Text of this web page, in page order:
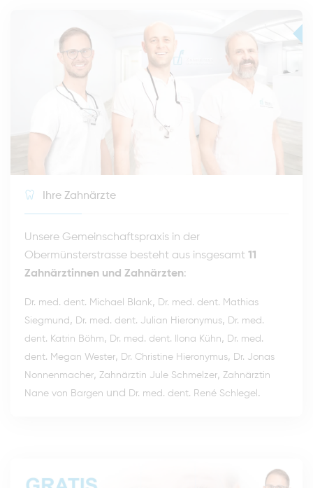
Ihre Zahnärzte
Unsere Gemeinschaftspraxis in der
Obermünsterstrasse besteht aus insgesamt 11
Zahnärztinnen und Zahnärzten:
Dr. med. dent. Michael Blank, Dr. med. dent. Mathias
Siegmund , Dr. med. dent. Julian Hieronymus, Dr. med.
dent. Katrin Böhm, Dr. med. dent. Ilona Kühn, Dr. med.
dent. Megan Wester, Dr. Christine Hieronymus, Dr. Jonas
Nonnenmacher, Zahnärztin Jule Schmelzer, Zahnärztin
Nane von Bargen und Dr. med. dent. René Schlegel .